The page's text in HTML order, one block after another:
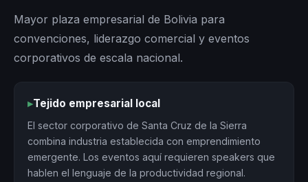
Mayor plaza empresarial de Bolivia para
convenciones, liderazgo comercial y eventos
corporativos de escala nacional.
▸Tejido empresarial local
El sector corporativo de Santa Cruz de la Sierra
combina industria establecida con emprendimiento
emergente. Los eventos aquí requieren speakers que
hablen el lenguaje de la productividad regional.